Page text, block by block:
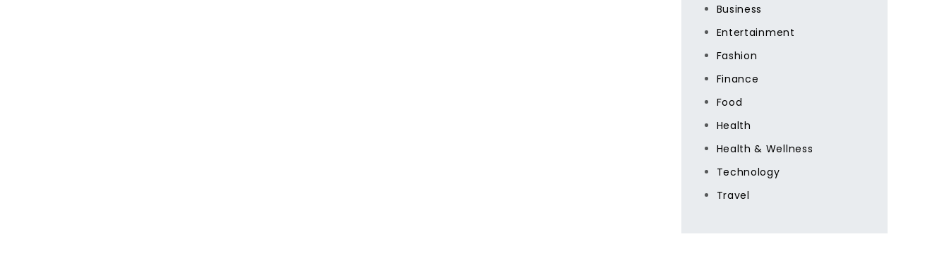
Business
Entertainment
Fashion
Finance
Food
Health
Health & Wellness
Technology
Travel